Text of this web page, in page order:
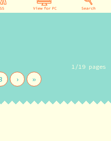
1/19 pages
› »